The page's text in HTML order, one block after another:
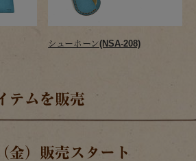
シューホーン(NSA-208)
テムを販売
金）販売スタート